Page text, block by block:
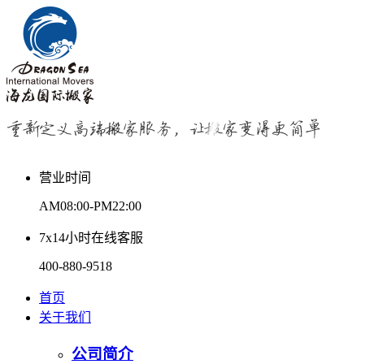
营业时间
AM08:00-PM22:00
7x14小时在线客服
400-880-9518
首页
关于我们
公司简介